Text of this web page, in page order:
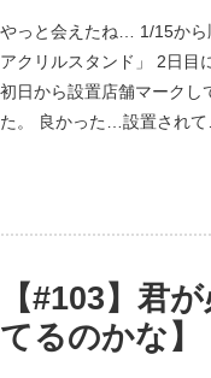
やっと会えたね… 1/15から
アクリルスタンド」 2日目
初日から設置店舗マークし
た。 良かった…設置され
【#103】君
てるのかな】